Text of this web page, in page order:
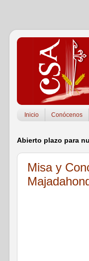
Inicio Conócenos
Abierto plazo para
Misa y